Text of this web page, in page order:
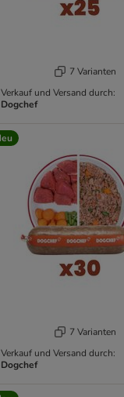
7 Varianten
Verkauf und Versand durch:
Dogchef
7 Varianten
Verkauf und Versand durch:
Dogchef